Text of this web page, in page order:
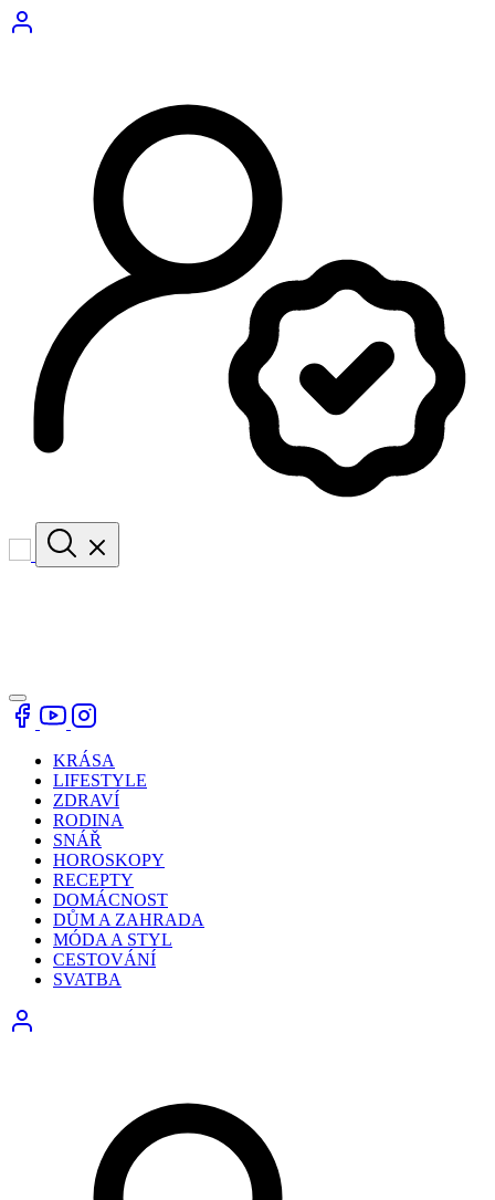
KRÁSA
LIFESTYLE
ZDRAVÍ
RODINA
SNÁŘ
HOROSKOPY
RECEPTY
DOMÁCNOST
DŮM A ZAHRADA
MÓDA A STYL
CESTOVÁNÍ
SVATBA